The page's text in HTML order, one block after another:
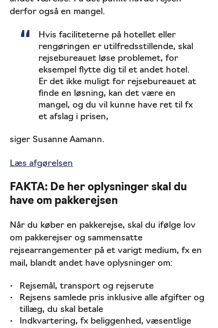
derfor også en mangel.
Hvis faciliteterne på hotellet eller
rengøringen er utilfredsstillende, skal
rejsebureauet løse problemet, for
eksempel flytte dig til et andet hotel.
Er det ikke muligt for rejsebureauet at
finde en løsning, kan det være en
mangel, og du vil kunne have ret til fx
et afslag i prisen,
siger Susanne Aamann.
Læs afgørelsen
FAKTA: De her oplysninger skal du
have om pakkerejsen
Når du køber en pakkerejse, skal du ifølge lov
om pakkerejser og sammensatte
rejsearrangementer på et varigt medium, fx en
mail, blandt andet have oplysninger om:
Rejsemål, transport og rejserute
Rejsens samlede pris inklusive alle afgifter og
tillæg, du skal betale
Indkvartering, fx beliggenhed, væsentlige